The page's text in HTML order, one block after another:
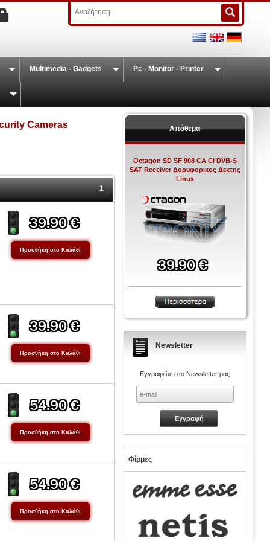
Multimedia - Gadgets Pc - Monitor - Printer
Cameras
1
Απόθεμα
Octagon SD SF 908 CA CI DVB-S
SAT Receiver Δορυφορικος Δεκτης
Linux
Newsletter
Εγγραφείτε στο Newsletter μας
Φίρμες